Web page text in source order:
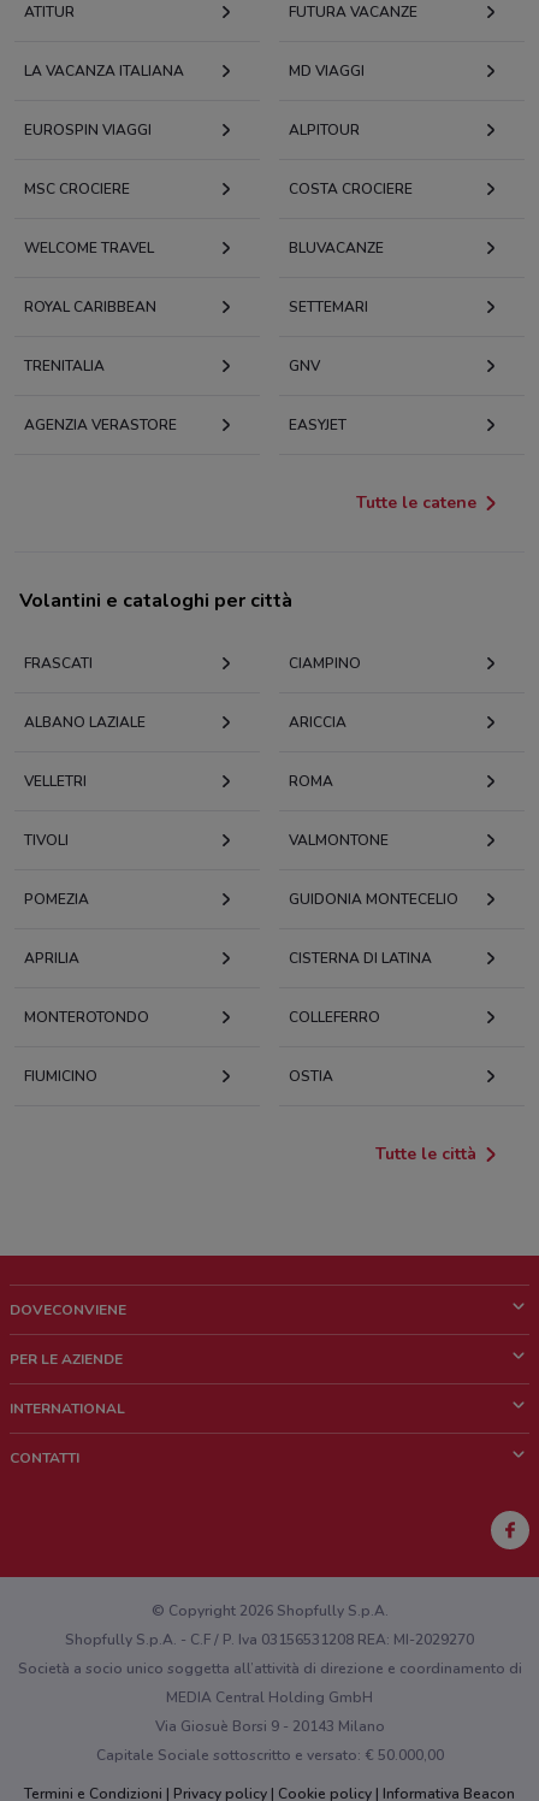
ATITUR FUTURA VACANZE
LA VACANZA ITALIANA MD VIAGGI
EUROSPIN VIAGGI ALPITOUR
MSC CROCIERE COSTA CROCIERE
WELCOME TRAVEL BLUVACANZE
ROYAL CARIBBEAN SETTEMARI
TRENITALIA GNV
AGENZIA VERASTORE EASYJET
Tutte le catene
Volantini e cataloghi per città
FRASCATI CIAMPINO
ALBANO LAZIALE ARICCIA
VELLETRI ROMA
TIVOLI VALMONTONE
POMEZIA GUIDONIA MONTECELIO
APRILIA CISTERNA DI LATINA
MONTEROTONDO COLLEFERRO
FIUMICINO OSTIA
Tutte le città
DOVECONVIENE
Chi siamo
Lavora con noi
PER LE AZIENDE
Richieste commerciali e marketing
INTERNATIONAL
CONTATTI
Hai un malfunzionamento sul web o sull'app?
© Copyright 2026 Shopfully S.p.A.
Shopfully S.p.A. - C.F / P. Iva 03156531208 REA: MI-2029270
Società a socio unico soggetta all’attività di direzione e coordinamento di
MEDIA Central Holding GmbH
Via Giosuè Borsi 9 - 20143 Milano
Capitale Sociale sottoscritto e versato: € 50.000,00
Termini e Condizioni
Privacy policy Cookie policy Informativa Beacon